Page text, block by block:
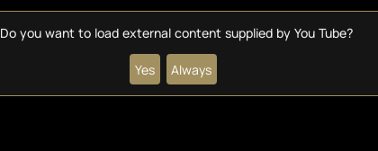
Do you want to load external content supplied by You Tube?
Yes Always